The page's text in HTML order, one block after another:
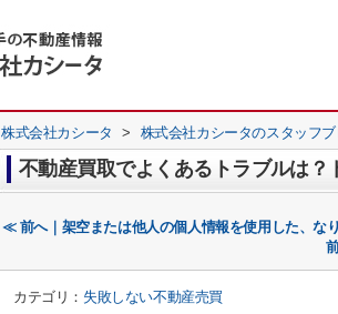
株式会社カシータ > 株式会社カシータのスタッフ
不動産買取でよくあるトラブルは？
≪ 前へ｜架空または他人の個人情報を使用した、な
カテゴリ： 失敗しない不動産売買